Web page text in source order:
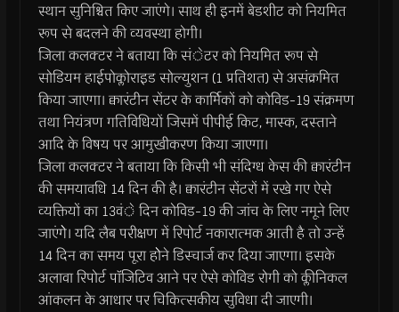
स्थान सुनिश्चित किए जाएंगे। साथ ही इनमें बेडशीट को नियमित
रूप से बदलने की व्यवस्था होगी।
जिला कलक्टर ने बताया कि संेटर को नियमित रूप से
सोडियम हाईपोक्लोराइड सोल्युशन (1 प्रतिशत) से असंक्रमित
किया जाएगा। क्वारंटीन सेंटर के कार्मिकों को कोविड-19 संक्रमण
तथा नियंत्रण गतिविधियों जिसमें पीपीई किट, मास्क, दस्ताने
आदि के विषय पर आमुखीकरण किया जाएगा।
जिला कलक्टर ने बताया कि किसी भी संदिग्ध केस की क्वारंटीन
की समयावधि 14 दिन की है। क्वारंटीन सेंटरों में रखे गए ऐसे
व्यक्तियों का 13वंे दिन कोविड-19 की जांच के लिए नमूने लिए
जाएंगेे। यदि लैब परीक्षण में रिपोर्ट नकारात्मक आती है तो उन्हें
14 दिन का समय पूरा होेने डिस्चार्ज कर दिया जाएगा। इसके
अलावा रिपोर्ट पाॅजिटिव आने पर ऐसे कोविड रोगी को क्लीनिकल
आंकलन के आधार पर चिकित्सकीय सुविधा दी जाएगी।